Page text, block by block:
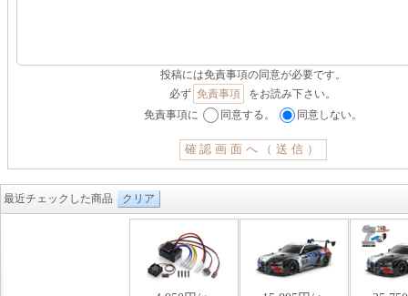
投稿には免責事項の同意が必要です。
必ず 免責事項
をお読み下さい。
免責事項に
同意する。 同意しない。
最近チェックした商品 クリア